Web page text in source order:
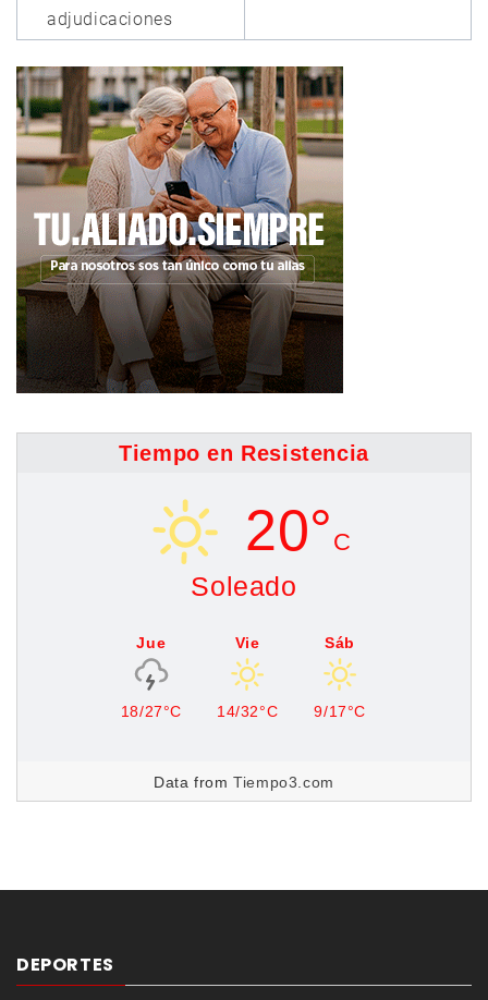
adjudicaciones
Tiempo en Resistencia
20° C
Soleado
Jue
18/27°C
Vie
14/32°C
Sáb
9/17°C
Data fromTiempo3.com
DEPORTES